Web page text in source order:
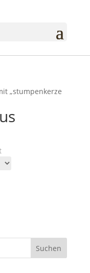
„stumpenkerze
Suchen